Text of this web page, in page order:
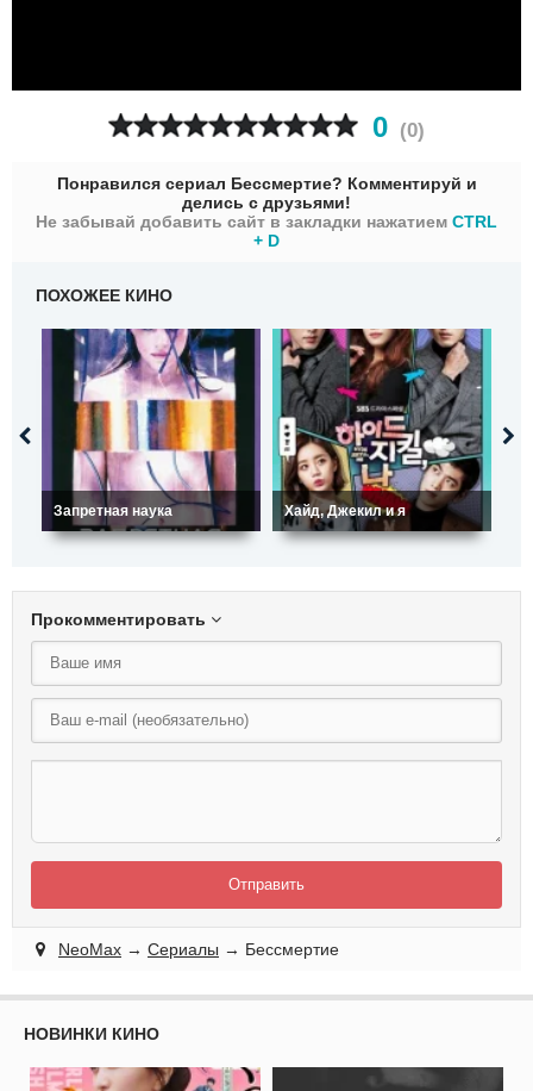
0 (0)
Понравился сериал Бессмертие? Комментируй и
делись с друзьями!
Не забывай добавить сайт в закладки нажатием CTRL
+ D
ПОХОЖЕЕ КИНО
Запретная наука Хайд, Джекил и я
Прокомментировать
Отправить
NeoMax → Сериалы → Бессмертие
НОВИНКИ КИНО